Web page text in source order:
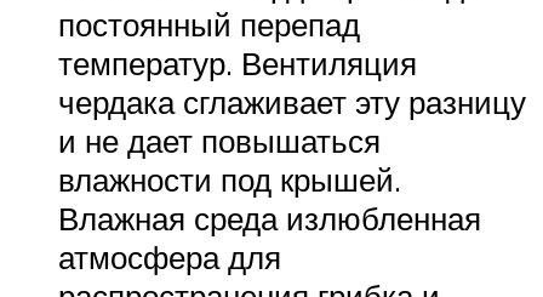
постоянный перепад
температур. Вентиляция
чердака сглаживает эту разницу
и не дает повышаться
влажности под крышей.
Влажная среда излюбленная
атмосфера для